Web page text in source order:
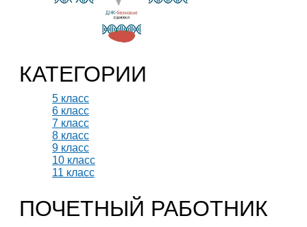
КАТЕГОРИИ
5 класс
6 класс
7 класс
8 класс
9 класс
10 класс
11 класс
ПОЧЕТНЫЙ РАБОТНИК